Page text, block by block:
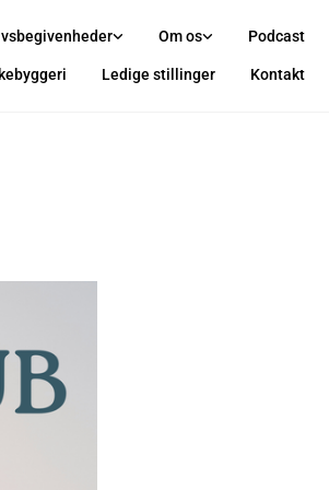
Om os Podcast
Ledige stillinger Kontakt